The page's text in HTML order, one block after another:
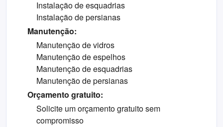
Instalação de esquadrias
Instalação de persianas
Manutenção:
Manutenção de vidros
Manutenção de espelhos
Manutenção de esquadrias
Manutenção de persianas
Orçamento gratuito:
Solicite um orçamento gratuito sem
compromisso